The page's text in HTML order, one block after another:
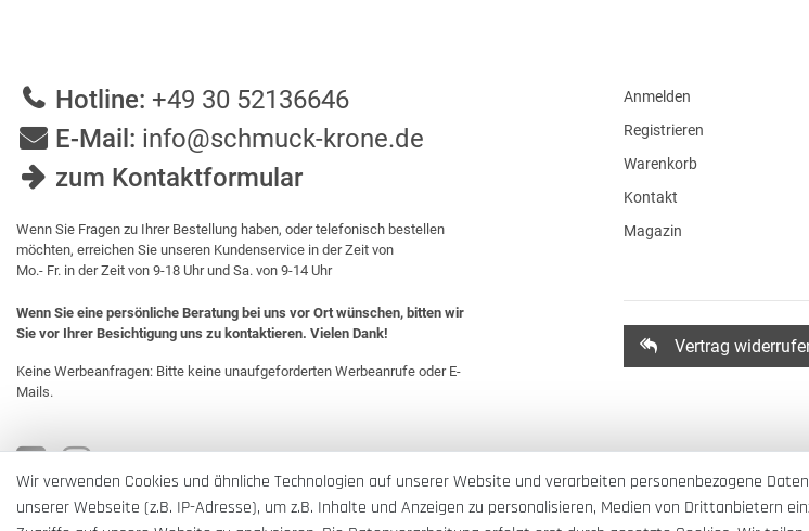
Hotline: +49 30 52136646
E-Mail: info@schmuck-krone.de
zum Kontaktformular
Wenn Sie Fragen zu Ihrer Bestellung haben, oder telefonisch bestellen
möchten, erreichen Sie unseren Kundenservice in der Zeit von
Mo.- Fr. in der Zeit von 9-18 Uhr und Sa. von 9-14 Uhr
Wenn Sie eine persönliche Beratung bei uns vor Ort wünschen, bitten wir
Sie vor Ihrer Besichtigung uns zu kontaktieren. Vielen Dank!
Keine Werbeanfragen: Bitte keine unaufgeforderten Werbeanrufe oder E-
Mails.
Anmelden
Registrieren
Warenkorb
Kontakt
Magazin
Vertrag
Wir verwenden Cookies und ähnliche Technologien auf unserer Website und verarbeiten personenbezogene
unserer Webseite (z.B. IP-Adresse), um z.B. Inhalte und Anzeigen zu personalisieren, Medien von Drittanbietern